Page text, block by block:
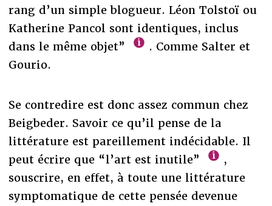
rang d’un simple blogueur. Léon Tolstoï ou
Katherine Pancol sont identiques, inclus
dans le même objet”
. Comme Salter et
Gourio.
Se contredire est donc assez commun chez
Beigbeder. Savoir ce qu’il pense de la
littérature est pareillement indécidable. Il
peut écrire que “l’art est inutile”
,
souscrire, en effet, à toute une littérature
symptomatique de cette pensée devenue